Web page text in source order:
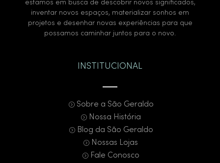
estamos em busca de descobrir novos significados,
inventar novos espaços, materializar sonhos em
projetos e desenhar novas experiências para que
possamos caminhar juntos para o novo.
INSTITUCIONAL
Sobre a São Geraldo
Nossa História
Blog da São Geraldo
Nossas Lojas
Fale Conosco